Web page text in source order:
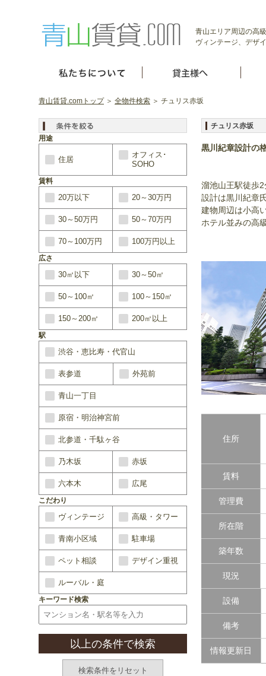
青山エリア周辺の高
ヴィンテージ、デザ
青山賃貸.comトップ＞ 全物件検索 ＞ チュリス赤坂
チュリス赤坂
黒川紀章設計の
溜池山王駅徒歩
設計は黒川紀章
建物周辺は小高
ホテル並みの高
住所
賃料
管理費
所在階
築年数
現況
設備
備考
情報更新日
用途
住居
オフィス･
SOHO
賃料
20万以下 20～30万円
30～50万円 50～70万円
70～100万円 100万円以上
広さ
30㎡以下 30～50㎡
50～100㎡ 100～150㎡
150～200㎡ 200㎡以上
駅
渋谷・恵比寿・代官山
表参道 外苑前
青山一丁目
原宿・明治神宮前
北参道・千駄ヶ谷
乃木坂 赤坂
六本木 広尾
こだわり
ヴィンテージ 高級・タワー
青南小区域 駐車場
ペット相談 デザイン重視
ルーバル・庭
キーワード検索